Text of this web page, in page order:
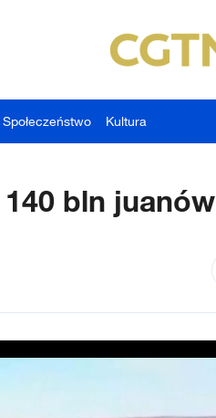
Społeczeństwo Kultura
bln juanów